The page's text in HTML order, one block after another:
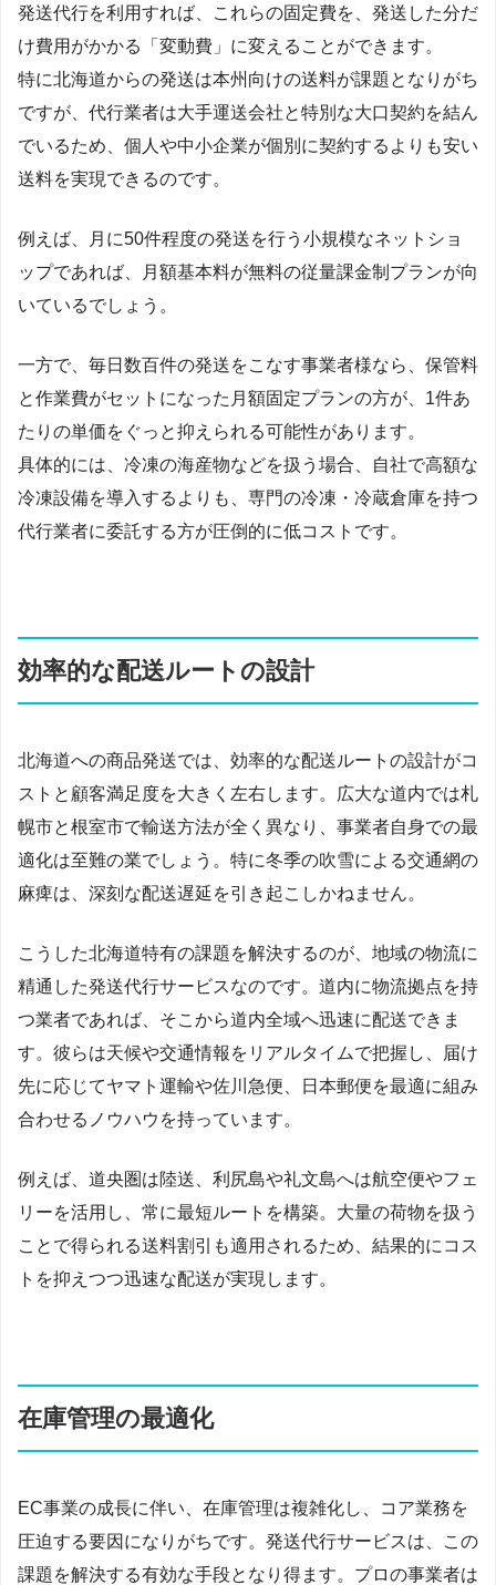
発送代行を利用すれば、これらの固定費を、発送した分だ
け費用がかかる「変動費」に変えることができます。
特に北海道からの発送は本州向けの送料が課題となりがち
ですが、代行業者は大手運送会社と特別な大口契約を結ん
でいるため、個人や中小企業が個別に契約するよりも安い
送料を実現できるのです。
例えば、月に50件程度の発送を行う小規模なネットショ
ップであれば、月額基本料が無料の従量課金制プランが向
いているでしょう。
一方で、毎日数百件の発送をこなす事業者様なら、保管料
と作業費がセットになった月額固定プランの方が、1件あ
たりの単価をぐっと抑えられる可能性があります。
具体的には、冷凍の海産物などを扱う場合、自社で高額な
冷凍設備を導入するよりも、専門の冷凍・冷蔵倉庫を持つ
代行業者に委託する方が圧倒的に低コストです。
効率的な配送ルートの設計
北海道への商品発送では、効率的な配送ルートの設計がコ
ストと顧客満足度を大きく左右します。広大な道内では札
幌市と根室市で輸送方法が全く異なり、事業者自身での最
適化は至難の業でしょう。特に冬季の吹雪による交通網の
麻痺は、深刻な配送遅延を引き起こしかねません。
こうした北海道特有の課題を解決するのが、地域の物流に
精通した発送代行サービスなのです。道内に物流拠点を持
つ業者であれば、そこから道内全域へ迅速に配送できま
す。彼らは天候や交通情報をリアルタイムで把握し、届け
先に応じてヤマト運輸や佐川急便、日本郵便を最適に組み
合わせるノウハウを持っています。
例えば、道央圏は陸送、利尻島や礼文島へは航空便やフェ
リーを活用し、常に最短ルートを構築。大量の荷物を扱う
ことで得られる送料割引も適用されるため、結果的にコス
トを抑えつつ迅速な配送が実現します。
在庫管理の最適化
EC事業の成長に伴い、在庫管理は複雑化し、コア業務を
圧迫する要因になりがちです。発送代行サービスは、この
課題を解決する有効な手段となり得ます。プロの事業者は